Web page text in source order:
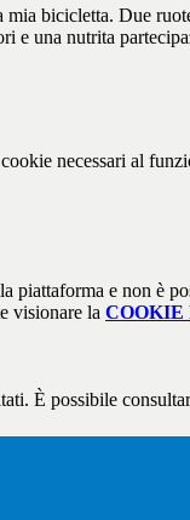
bicicletta. Due
una nutrita
necessari al
piattaforma e non è
visionare la COOKIE
È possibile